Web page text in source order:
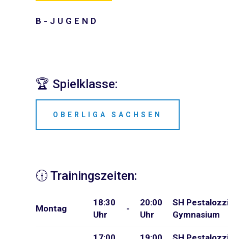
B-JUGEND
🏆 Spielklasse:
OBERLIGA SACHSEN
🕧 Trainingszeiten:
Montag
18:30
Uhr
-
20:00
Uhr
SH
Gymnasium